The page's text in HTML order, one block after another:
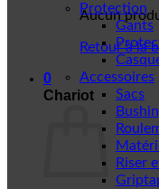
Aucun
Retour à la
0
Chariot
Protection
Gants
Accessoires
Sacs
Riser